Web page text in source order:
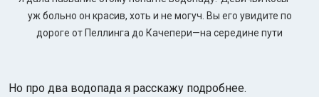
уж больно он красив, хоть и не могуч. Вы его увидите по
дороге от Пеллинга до Качепери—на середине пути
Но про два водопада я расскажу подробнее.